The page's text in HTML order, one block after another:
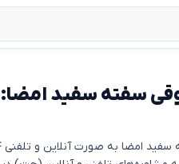
آنلاین و تلفنی ۲۴ ساعته توسط بنیاد وکلا ارائه می‌شود.